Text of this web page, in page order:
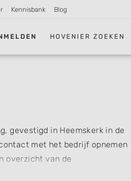
Kennisbank Blog
HOVENIER ZOEKEN
gevestigd in Heemskerk in de
met het bedrijf opnemen
overzicht van de
M.C Bestrating voor u kan